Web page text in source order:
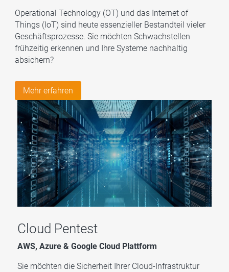
Operational Technology (OT) und das Internet of
Things (IoT) sind heute essenzieller Bestandteil vieler
Geschäftsprozesse. Sie möchten Schwachstellen
frühzeitig erkennen und Ihre Systeme nachhaltig
absichern?
Mehr erfahren
Cloud Pentest
AWS, Azure & Google Cloud Plattform
Sie möchten die Sicherheit Ihrer Cloud-Infrastruktur